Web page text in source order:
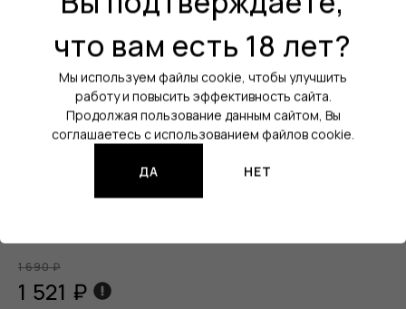
Уровень крепости: 20 мг
Кол-во затяжек:5500
Порт зарядки:USB Type-C
1 690 ₽
1 521 ₽
что вам есть 18 лет?
Мы используем файлы cookie, чтобы улучшить
работу и повысить эффективность сайта.
Продолжая пользование данным сайтом, Вы
соглашаетесь с использованием файлов cookie.
ДА НЕТ